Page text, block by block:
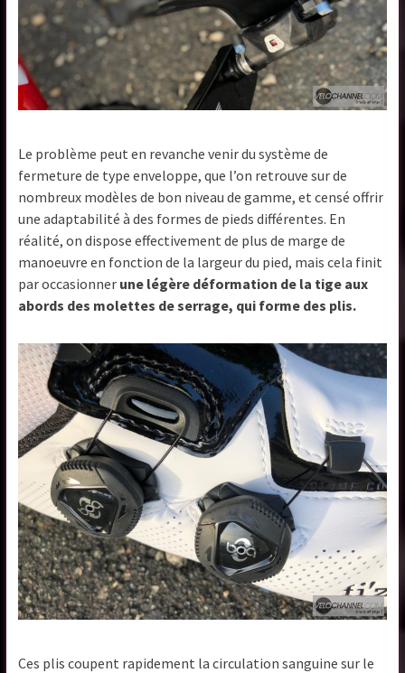
Le problème peut en revanche venir du système de
fermeture de type enveloppe, que l’on retrouve sur de
nombreux modèles de bon niveau de gamme, et censé offrir
une adaptabilité à des formes de pieds différentes. En
réalité, on dispose effectivement de plus de marge de
manoeuvre en fonction de la largeur du pied, mais cela finit
par occasionner une légère déformation de la tige aux
abords des molettes de serrage, qui forme des plis.
Ces plis coupent rapidement la circulation sanguine sur le